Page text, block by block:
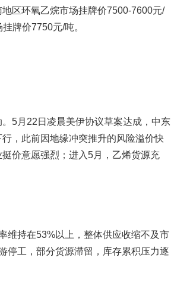
区环氧乙烷市场挂牌价7500-7600元/
牌价7750元/吨。
5月22日凌晨美伊协议草案达成，中东
，此前因地缘冲突推升的风险溢价快
价意愿强烈；进入5月，乙烯货源充
维持在53%以上，整体供应收缩不及市
停工，部分货源滞留，库存累积压力逐